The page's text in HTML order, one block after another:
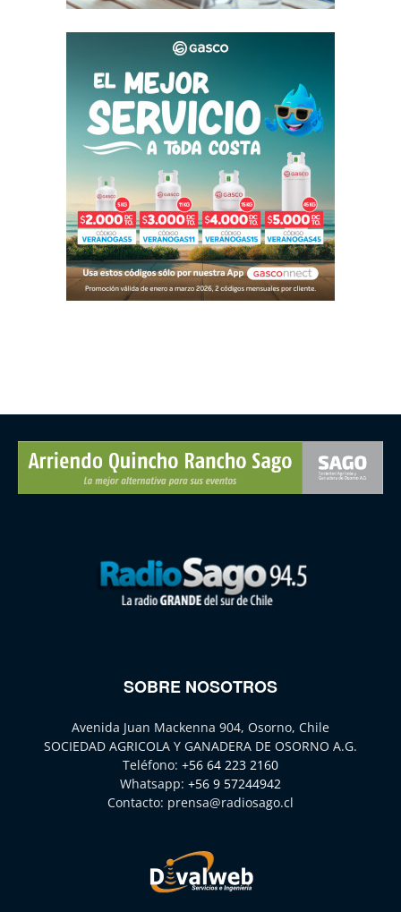
SOBRE NOSOTROS
Avenida Juan Mackenna 904, Osorno, Chile
SOCIEDAD AGRICOLA Y GANADERA DE OSORNO A.G.
Teléfono: +56 64 223 2160
Whatsapp: +56 9 57244942
Contacto: prensa@radiosago.cl